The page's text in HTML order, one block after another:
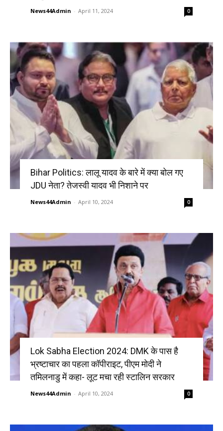
News44Admin - April 11, 2024 0
Bihar Politics: लालू यादव के बारे में क्या बोल गए
JDU नेता? तेजस्वी यादव भी निशाने पर
News44Admin - April 10, 2024 0
Lok Sabha Election 2024: DMK के पास है
भ्रष्टाचार का पहला कॉपीराइट, पीएम मोदी ने
तमिलनाडु में कहा- लूट मचा रही स्टालिन सरकार
News44Admin - April 10, 2024 0